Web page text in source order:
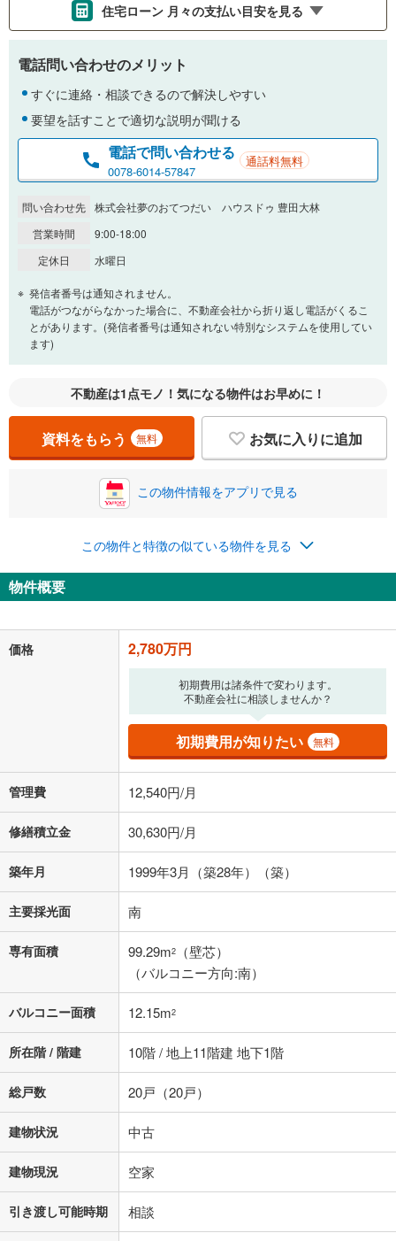
住宅ローン 月々の支払い目安を見る
支払いの目安をシミュレーションすることができます。
金利
0.01%
一般的には最長35年まで借り入れ可能です。多くの金融機関
閉じる
頭金
0万円 2,780万円
自己資金から住宅購入にかけられる金額を入力してくださ
閉じる
ボーナス
万円
/回
0円
ナス時の増額分（1回分）を入力してください。
閉じる
月々の返済額
＋修繕積立金 30,630円＋管理費 12,540円
「金利」については、ご利用を予定されている金融機関等にご確認の
上、ご自身での入力をお願いいたします。初期設定で自動入力されてい
る値は、実際の金融機関等における貸出金利とは何ら関係がなく、実際
の金融機関等における貸出金利を何ら保証するものではありません。返
済方法「元利均等返済」にて算出しております。入力された金利を35年
適用した場合の計算結果を表示しています。
借り入れの際は各金融機関等に、必ずご自身でご確認をお願いいたしま
す。
条件によってお借り入れができないことがあります。
不動産会社に購入相談をする
電話問い合わせのメリット
すぐに連絡・相談できるので解決しやすい
要望を話すことで適切な説明が聞ける
電話で問い合わせる
0078-6014-57847
通話料無料
問い合わせ先 株式会社夢のおてつだい ハウスドゥ 豊田大林
営業時間
9:00-18:00
定休日
水曜日
発信者番号は通知されません。
電話がつながらなかった場合に、不動産会社から折り返し電話がくるこ
とがあります。(発信者番号は通知されない特別なシステムを使用してい
ます)
不動産は1点モノ！気になる物件はお早めに！
資料をもらう 無料 お気に入りに追加
この物件情報をアプリで見る
この物件と特徴の似ている物件を見る
物件概要
価格 2,780万円
初期費用は諸条件で変わります。
不動産会社に相談しませんか？
初期費用が知りたい 無料
管理費 12,540円/月
修繕積立金 30,630円/月
築年月 1999年3月（築28年）（築）
主要採光面 南
専有面積 99.29m2
（壁芯）
（バルコニー方向:南）
バルコニー面積 12.15m2
所在階 / 階建 10階 / 地上11階建 地下1階
総戸数 20戸（20戸）
建物状況 中古
建物現況 空家
引き渡し可能時期 相談